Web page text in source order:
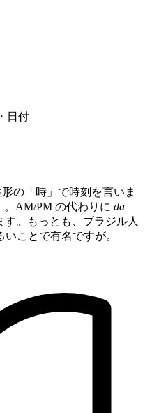
日付
の「時」で時刻を言いま
。AM/PM の代わりに da
す。もっとも、ブラジル人
ことで有名ですが。